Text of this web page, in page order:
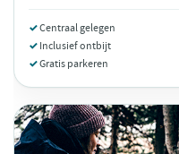
Centraal gelegen
Inclusief ontbijt
Gratis parkeren